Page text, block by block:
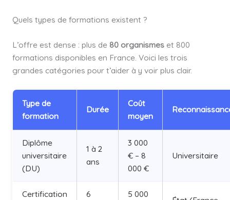
Quels types de formations existent ?
L’offre est dense : plus de 80 organismeset 800
formations disponibles en France. Voici les trois
grandes catégories pour t’aider à y voir plus clair.
Type de
formation
Durée
Coût
moyen
Diplôme
universitaire
(DU)
1 à 2
ans
3 000
€ – 8
000 €
Universitaire
Certification
6
5 000